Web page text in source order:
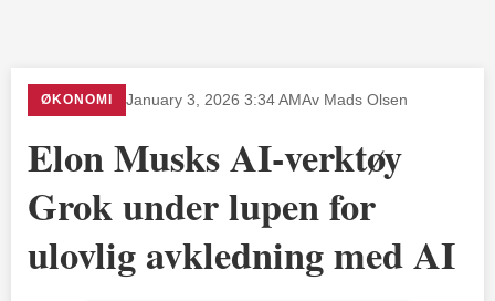
ØKONOMI January 3, 2026 3:34 AMAv Mads Olsen
Elon Musks AI-verktøy
Grok under lupen for
ulovlig avkledning med AI